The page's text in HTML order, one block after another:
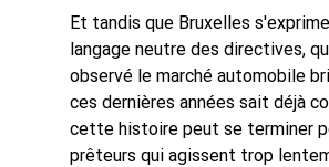
Et tandis que Bruxelles
langage neutre des directives,
observé le marché automobile
ces dernières années sait déjà
cette histoire peut se terminer
prêteurs qui agissent trop